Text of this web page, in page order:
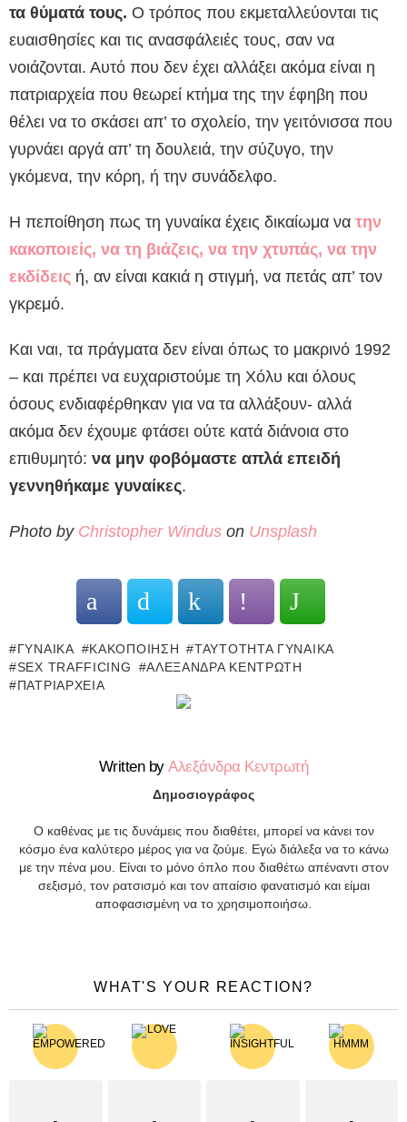
τα θύματά τους. Ο τρόπος που εκμεταλλεύονται τις
ευαισθησίες και τις ανασφάλειές τους, σαν να
νοιάζονται. Αυτό που δεν έχει αλλάξει ακόμα είναι η
πατριαρχεία που θεωρεί κτήμα της την έφηβη που
θέλει να το σκάσει απ’ το σχολείο, την γειτόνισσα που
γυρνάει αργά απ’ τη δουλειά, την σύζυγο, την
γκόμενα, την κόρη, ή την συνάδελφο.
Η πεποίθηση πως τη γυναίκα έχεις δικαίωμα να την
κακοποιείς, να τη βιάζεις, να την χτυπάς, να την
εκδίδεις ή, αν είναι κακιά η στιγμή, να πετάς απ’ τον
γκρεμό.
Και ναι, τα πράγματα δεν είναι όπως το μακρινό 1992
– και πρέπει να ευχαριστούμε τη Χόλυ και όλους
όσους ενδιαφέρθηκαν για να τα αλλάξουν- αλλά
ακόμα δεν έχουμε φτάσει ούτε κατά διάνοια στο
επιθυμητό: να μην φοβόμαστε απλά επειδή
γεννηθήκαμε γυναίκες.
Photo by Christopher Windus on Unsplash
ΓΥΝΑΊΚΑ ΚΑΚΟΠΟΊΗΣΗ
ΤΑΥΤΌΤΗΤΑ ΓΥΝΑΊΚΑ
SEX TRAFFICING
ΑΛΕΞΆΝΔΡΑ ΚΕΝΤΡΩΤΉ
ΠΑΤΡΙΑΡΧΕΊΑ
Written byΑλεξάνδρα Κεντρωτή
Δημοσιογράφος
Ο καθένας με τις δυνάμεις που διαθέτει, μπορεί να κάνει τον
κόσμο ένα καλύτερο μέρος για να ζούμε. Εγώ διάλεξα να το κάνω
με την πένα μου. Είναι το μόνο όπλο που διαθέτω απέναντι στον
σεξισμό, τον ρατσισμό και τον απαίσιο φανατισμό και είμαι
αποφασισμένη να το χρησιμοποιήσω.
WHAT'S YOUR REACTION?